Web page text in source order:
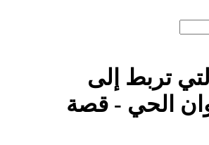
تربط إلى
الحي - قصة